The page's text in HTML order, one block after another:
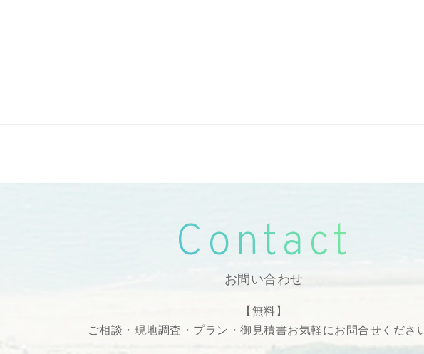
Contact
お問い合わせ
【無料】
ご相談・現地調査・プラン・御見積書お気軽にお問合せくださ